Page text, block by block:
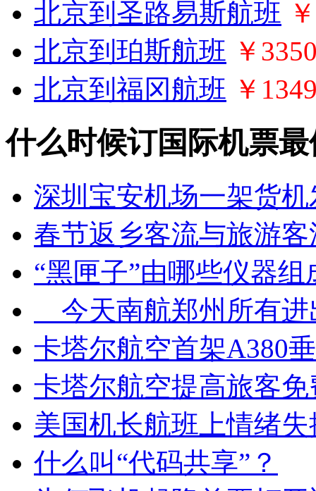
北京到圣路易斯航班
北京到珀斯航班 ￥
北京到福冈航班 ￥
什么时候订国际机票
深圳宝安机场一架货
春节返乡客流与旅游
“黑匣子”由哪些仪器组
今天南航郑州所有进
卡塔尔航空首架A380
卡塔尔航空提高旅客
美国机长航班上情绪
什么叫“代码共享”？